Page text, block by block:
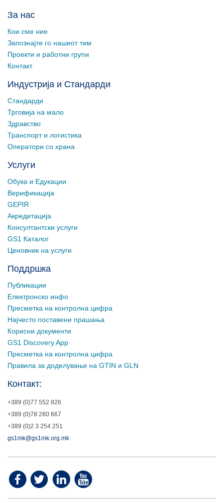
За нас
Кои сме ние
Запознајте го нашиот тим
Проекти и работни групи
Контакт
Индустрија и Стандарди
Стандарди
Трговија на мало
Здравство
Транспорт и логистика
Оператори со храна
Услуги
Обука и Едукации
Верификација
GEPIR
Акредитација
Консултантски услуги
GS1 Каталог
Ценовник на услуги
Поддршка
Публикации
Електронско инфо
Пресметка на контролна цифра
Најчесто поставени прашања
Корисни документи
GS1 Discovery App
Пресметка на контролна цифра
Правила за доделување на GTIN и GLN
Контакт:
+389 (0)77 552 826
+389 (0)78 280 667
+389 (0)2 3 254 251
gs1mk@gs1mk.org.mk